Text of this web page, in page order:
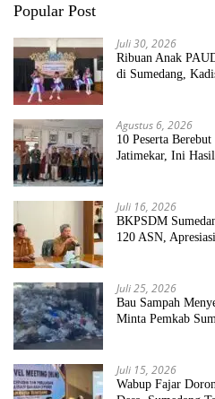
Popular Post
Juli 30, 2026
Ribuan Anak
di Sumedang,
Agustus 6, 2026
10 Peserta
Jatimekar, Ini
Juli 16, 2026
BKPSDM
120 ASN,
Juli 25, 2026
Bau Sampah
Minta Pemkab
Juli 15, 2026
Wabup Fajar